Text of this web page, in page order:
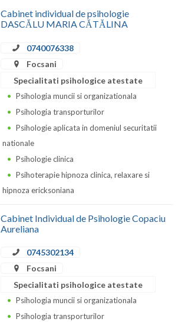
Cabinet individual de psihologie
DASCĂLU MARIA CĂTĂLINA
0740076338
Focsani
Specialitati psihologice atestate
Psihologia muncii si organizationala
Psihologia transporturilor
Psihologie aplicata in domeniul securitatii
nationale
Psihologie clinica
Psihoterapie hipnoza clinica, relaxare si
hipnoza ericksoniana
Cabinet Individual de Psihologie Copaciu
Aureliana
0745302134
Focsani
Specialitati psihologice atestate
Psihologia muncii si organizationala
Psihologia transporturilor